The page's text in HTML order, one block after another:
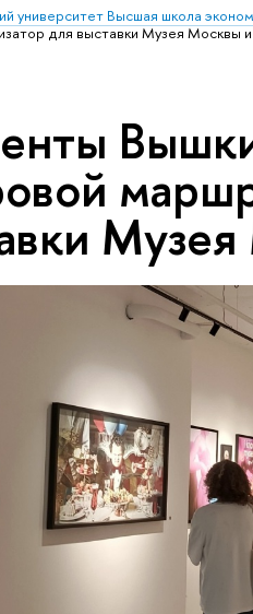
университет Высшая школа
для выставки Музея Москвы